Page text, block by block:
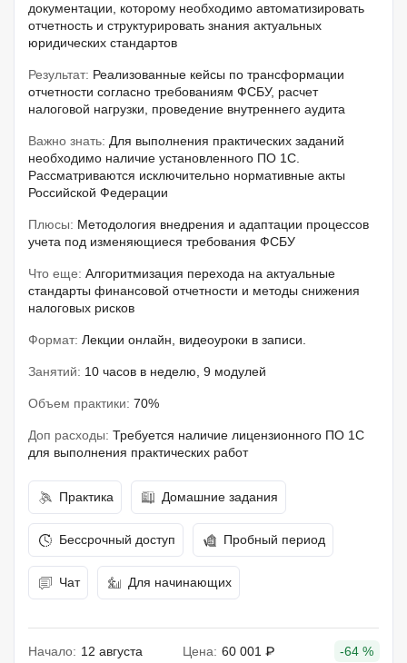
документации, которому необходимо автоматизировать
отчетность и структурировать знания актуальных
юридических стандартов
Результат: Реализованные кейсы по трансформации
отчетности согласно требованиям ФСБУ, расчет
налоговой нагрузки, проведение внутреннего аудита
Важно знать: Для выполнения практических заданий
необходимо наличие установленного ПО 1С.
Рассматриваются исключительно нормативные акты
Российской Федерации
Плюсы: Методология внедрения и адаптации процессов
учета под изменяющиеся требования ФСБУ
Что еще: Алгоритмизация перехода на актуальные
стандарты финансовой отчетности и методы снижения
налоговых рисков
Формат: Лекции онлайн, видеоуроки в записи.
Занятий: 10 часов в неделю, 9 модулей
Объем практики: 70%
Доп расходы: Требуется наличие лицензионного ПО 1С
для выполнения практических работ
Практика Домашние задания
Бессрочный доступ Пробный период
Чат Для начинающих
Начало: 12 августа Цена: 60 001 ₽ -64 %